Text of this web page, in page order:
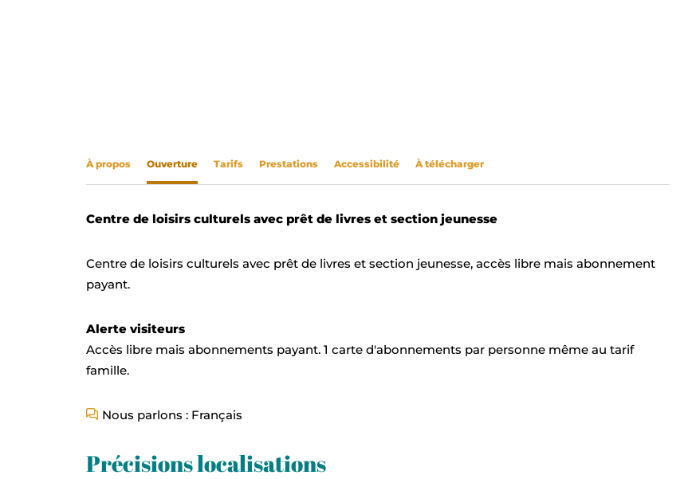
À propos Ouverture Tarifs Prestations Accessibilité À télécharger
Centre de loisirs culturels avec prêt de livres et section jeunesse
Centre de loisirs culturels avec prêt de livres et section jeunesse, accès libre mais abonnement
payant.
Alerte visiteurs
Accès libre mais abonnements payant. 1 carte d'abonnements par personne même au tarif
famille.
Nous parlons : Français
Précisions localisations